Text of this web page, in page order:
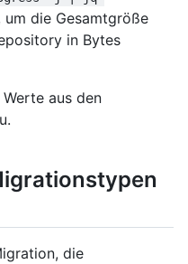
um die Gesamtgröße
in Bytes
aus den
die